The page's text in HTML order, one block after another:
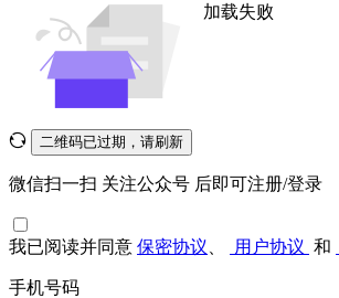
加载失败
二维码已过期，请刷新
微信扫一扫 关注公众号 后即可注册/登录
我已阅读并同意 保密协议 用户协议 和
手机号码